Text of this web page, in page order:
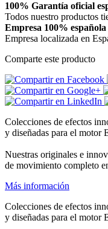
100% Garantía oficial
Todos nuestro productos
Empresa 100% española
Empresa localizada en
Comparte este producto
Colecciones de efectos
y diseñadas para el motor
Nuestras originales e
de movimiento completo
Más información
Colecciones de efectos
y diseñadas para el motor